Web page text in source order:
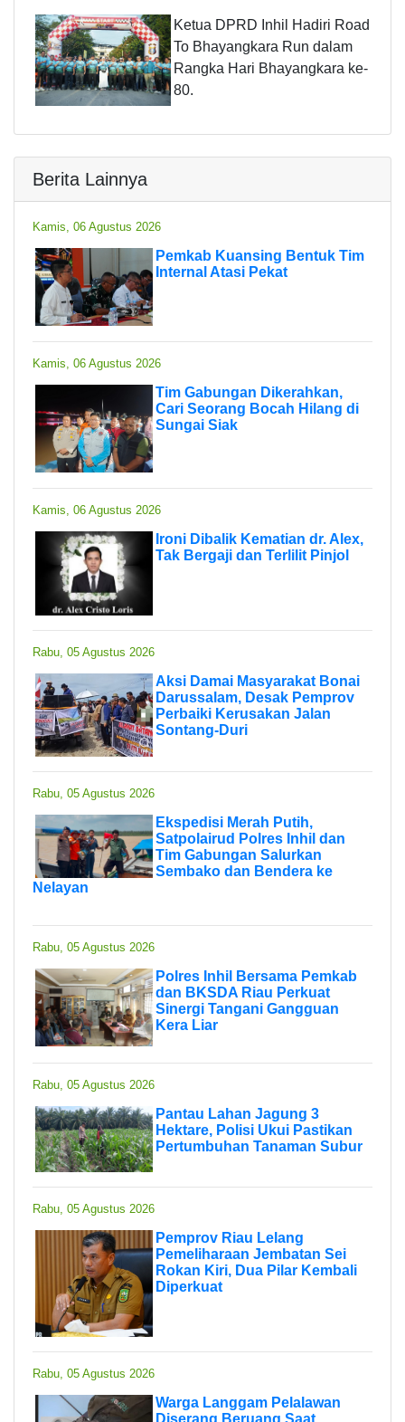
Ketua DPRD Inhil Hadiri Road
To Bhayangkara Run dalam
Rangka Hari Bhayangkara ke-
80.
Berita Lainnya
Kamis, 06 Agustus 2026
Pemkab Kuansing Bentuk Tim
Internal Atasi Pekat
Kamis, 06 Agustus 2026
Tim Gabungan Dikerahkan,
Cari Seorang Bocah Hilang di
Sungai Siak
Kamis, 06 Agustus 2026
Ironi Dibalik Kematian dr. Alex,
Tak Bergaji dan Terlilit Pinjol
Rabu, 05 Agustus 2026
Aksi Damai Masyarakat Bonai
Darussalam, Desak Pemprov
Perbaiki Kerusakan Jalan
Sontang-Duri
Rabu, 05 Agustus 2026
Ekspedisi Merah Putih,
Satpolairud Polres Inhil dan
Tim Gabungan Salurkan
Sembako dan Bendera ke
Nelayan
Rabu, 05 Agustus 2026
Polres Inhil Bersama Pemkab
dan BKSDA Riau Perkuat
Sinergi Tangani Gangguan
Kera Liar
Rabu, 05 Agustus 2026
Pantau Lahan Jagung 3
Hektare, Polisi Ukui Pastikan
Pertumbuhan Tanaman Subur
Rabu, 05 Agustus 2026
Pemprov Riau Lelang
Pemeliharaan Jembatan Sei
Rokan Kiri, Dua Pilar Kembali
Diperkuat
Rabu, 05 Agustus 2026
Warga Langgam Pelalawan
Diserang Beruang Saat